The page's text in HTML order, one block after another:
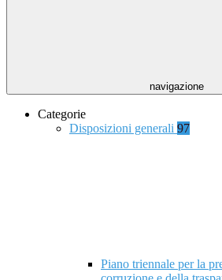
navigazione
Categorie
Disposizioni generali 97
Piano triennale per la